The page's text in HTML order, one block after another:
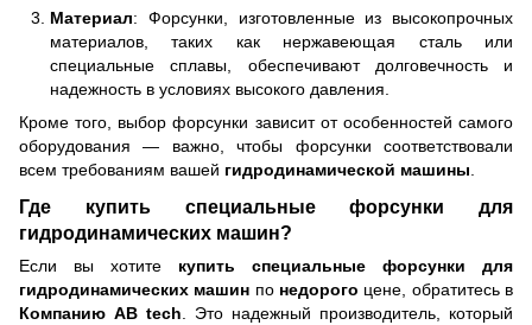
Материал: Форсунки, изготовленные из высокопрочных
материалов, таких как нержавеющая сталь или
специальные сплавы, обеспечивают долговечность и
надежность в условиях высокого давления.
Кроме того, выбор форсунки зависит от особенностей самого
оборудования — важно, чтобы форсунки соответствовали
всем требованиям вашей гидродинамической машины
Где купить специальные форсунки для
гидродинамических машин?
Если вы хотите купить
специальные форсунки для
гидродинамических машин по недорого цене, обратитесь в
Компанию AB tech . Это надежный производитель, который